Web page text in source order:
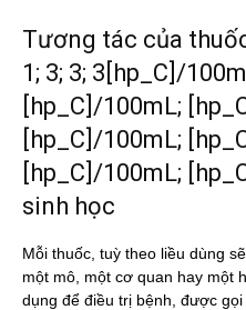
Tương tác của
1; 3; 3; 3[hp_C]/
[hp_C]/100mL;
[hp_C]/100mL;
[hp_C]/100mL;
sinh học
Mỗi thuốc, tuỳ theo liều dùng
một mô, một cơ quan hay một
dụng để điều trị bệnh, được gọi